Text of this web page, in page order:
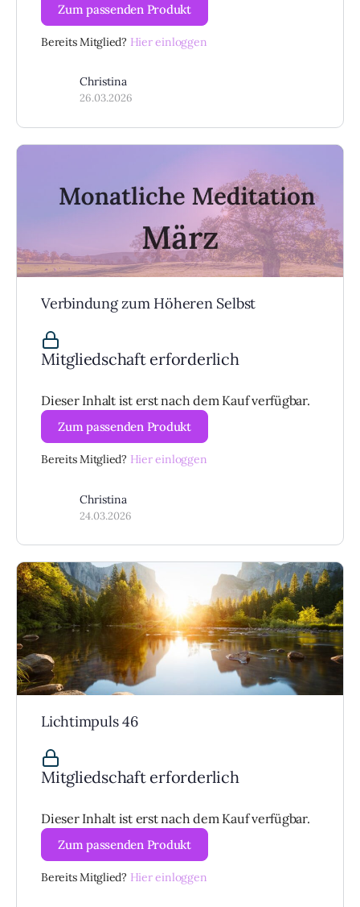
Zum passenden Produkt
Bereits Mitglied? Hier einloggen
Christina
26.03.2026
Verbindung zum Höheren Selbst
Mitgliedschaft erforderlich
Dieser Inhalt ist erst nach dem Kauf verfügbar.
Zum passenden Produkt
Bereits Mitglied? Hier einloggen
Christina
24.03.2026
Lichtimpuls 46
Mitgliedschaft erforderlich
Dieser Inhalt ist erst nach dem Kauf verfügbar.
Zum passenden Produkt
Bereits Mitglied? Hier einloggen